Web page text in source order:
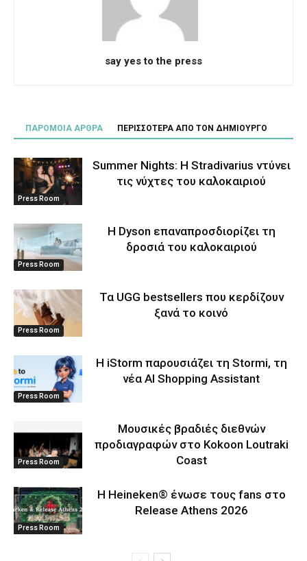
say yes to the press
ΠΑΡΟΜΟΙΑ ΑΡΘΡΑ ΠΕΡΙΣΣΟΤΕΡΑ ΑΠΟ ΤΟΝ ΔΗΜΙΟΥΡΓΟ
Press Room
Summer Nights: Η Stradivarius ντύνει
τις νύχτες του καλοκαιριού
Press Room
Η Dyson επαναπροσδιορίζει τη
δροσιά του καλοκαιριού
Press Room
Τα UGG bestsellers που κερδίζουν
ξανά το κοινό
Press Room
Η iStorm παρουσιάζει τη Stormi, τη
νέα AI Shopping Assistant
Press Room
Μουσικές βραδιές διεθνών
προδιαγραφών στο Kokoon Loutraki
Coast
Press Room
Η Heineken® ένωσε τους fans στο
Release Athens 2026